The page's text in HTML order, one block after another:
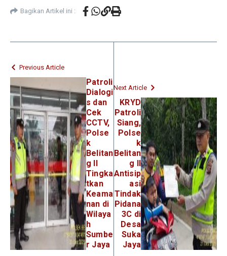
Bagikan Artikel ini :
Previous Article
Patroli
Dialogi
s dan
Cek
CCTV,
Polse
k
Belitan
g II
Tingka
tkan
Keama
nan di
Wilaya
h
Sumbe
r Jaya
Next Article
KRYD
Patroli
Siang,
Polse
k
Belitan
g II
Antisip
asi
Tindak
Pidana
3C di
Desa
Suka
Jaya